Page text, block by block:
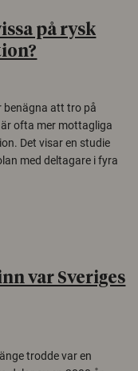
på rysk
benägna att tro på
ofta mer mottagliga
Det visar en studie
med deltagare i fyra
var Sveriges
trodde var en